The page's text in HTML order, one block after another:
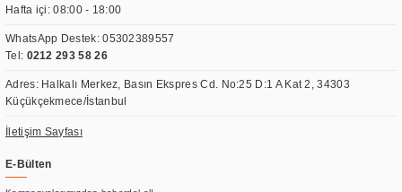
Hafta içi: 08:00 - 18:00
WhatsApp Destek:05302389557
Tel: 0212 293 58 26
Adres: Halkalı Merkez, Basın Ekspres Cd. No:25 D:1 A Kat 2, 34303
Küçükçekmece/İstanbul
İletişim Sayfası
E-Bülten